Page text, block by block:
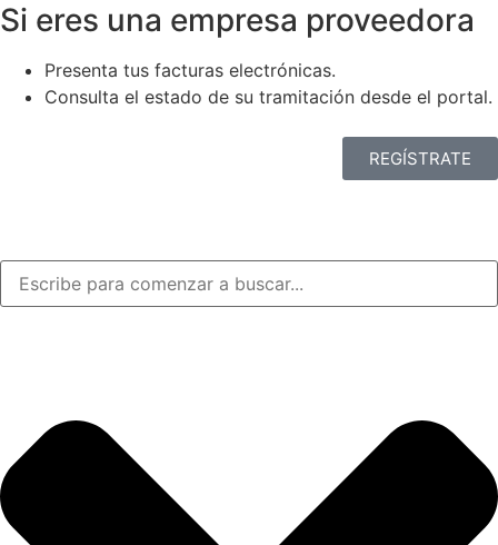
Si eres una empresa proveedora
Presenta tus facturas electrónicas.
Consulta el estado de su tramitación desde el portal.
REGÍSTRATE